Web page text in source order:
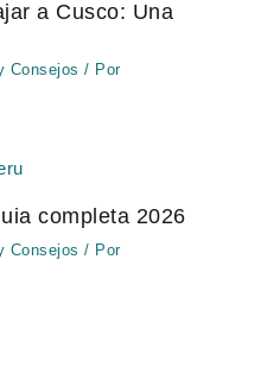
a Cusco: Una
Consejos / Por
completa 2026
Consejos / Por